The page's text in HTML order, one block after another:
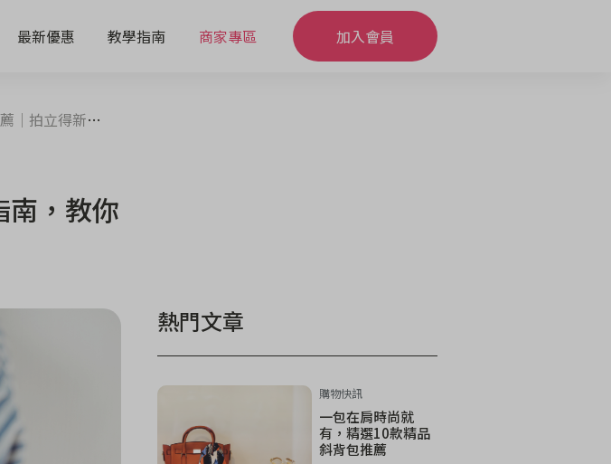
最新優惠 教學指南 商家專區 加入會員
南，教你如何買到心儀的相機
南，教你
熱門文章
購物快訊
一包在肩時尚就
有，精選10款精品
斜背包推薦